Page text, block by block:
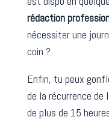
rédaction
nécessiter une
coin ?
Enfin, tu peux
de la récurrence de
de plus de 15